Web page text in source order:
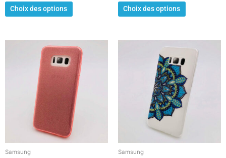
Choix des options Choix des options
Samsung
Ce
produit
plusieurs
variations.
Les
options
peuvent
être
choisies
Samsung